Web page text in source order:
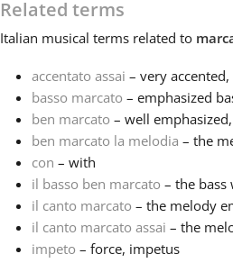
Related terms
Italian musical terms related to
accentato assai – very
basso marcato – emphasized
ben marcato – well
ben marcato la melodia – the
con – with
il basso ben marcato – the bass
il canto marcato – the melody
il canto marcato assai – the
impeto – force, impetus